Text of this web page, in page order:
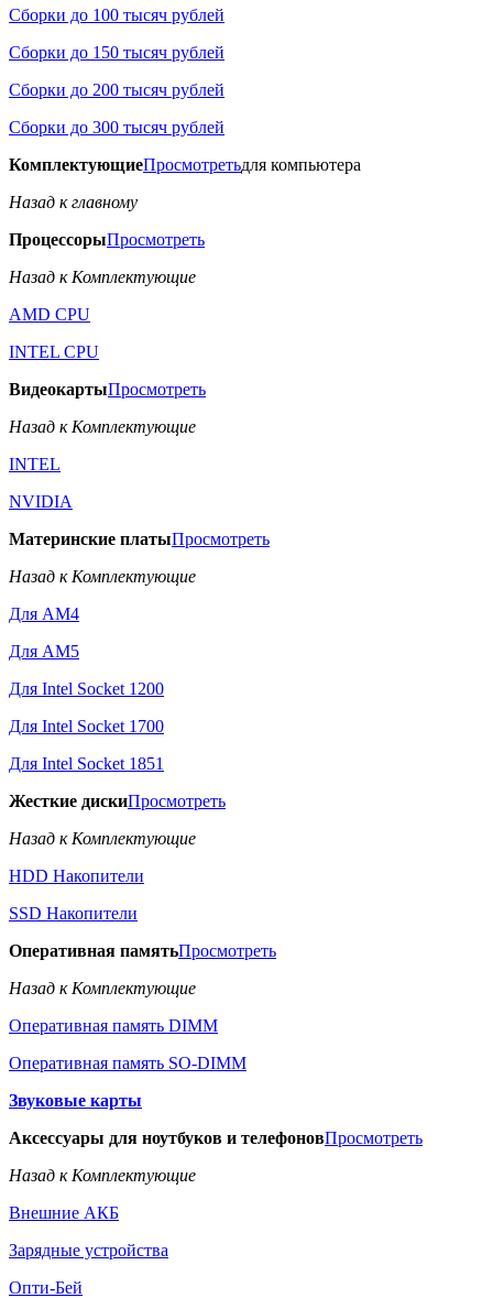
Сборки до 100 тысяч рублей
Сборки до 150 тысяч рублей
Сборки до 200 тысяч рублей
Сборки до 300 тысяч рублей
КомплектующиеПросмотретьдля компьютера
Назад к главному
ПроцессорыПросмотреть
Назад к Комплектующие
AMD CPU
INTEL CPU
ВидеокартыПросмотреть
Назад к Комплектующие
INTEL
NVIDIA
Материнские платыПросмотреть
Назад к Комплектующие
Для AM4
Для AM5
Для Intel Socket 1200
Для Intel Socket 1700
Для Intel Socket 1851
Жесткие дискиПросмотреть
Назад к Комплектующие
HDD Накопители
SSD Накопители
Оперативная памятьПросмотреть
Назад к Комплектующие
Оперативная память DIMM
Оперативная память SO-DIMM
Звуковые карты
Аксессуары для ноутбуков и телефоновПросмотреть
Назад к Комплектующие
Внешние АКБ
Зарядные устройства
Опти-Бей